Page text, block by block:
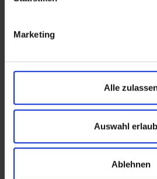
Marketing
Alle
Auswahl
Ablehnen